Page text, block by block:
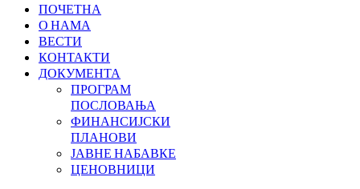
ПОЧЕТНА
О НАМА
ВЕСТИ
КОНТАКТИ
ДОКУМЕНТА
ПРОГРАМ
ПОСЛОВАЊА
ФИНАНСИЈСКИ
ПЛАНОВИ
ЈАВНЕ НАБАВКЕ
ЦЕНОВНИЦИ